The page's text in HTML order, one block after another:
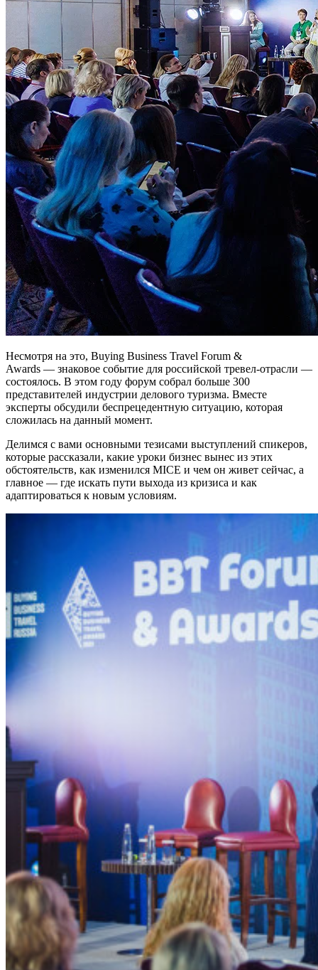
Несмотря на это, Buying Business Travel Forum &
Awards — знаковое событие для российской тревел-отрасли —
состоялось. В этом году форум собрал больше 300
представителей индустрии делового туризма. Вместе
эксперты обсудили беспрецедентную ситуацию, которая
сложилась на данный момент.
Делимся с вами основными тезисами выступлений спикеров,
которые рассказали, какие уроки бизнес вынес из этих
обстоятельств, как изменился MICE и чем он живет сейчас, а
главное — где искать пути выхода из кризиса и как
адаптироваться к новым условиям.